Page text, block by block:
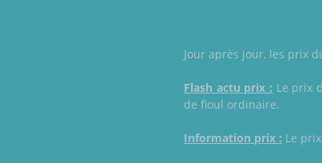
Jour après jour, les prix
Flash actu prix : Le prix
de fioul ordinaire.
Information prix : Le